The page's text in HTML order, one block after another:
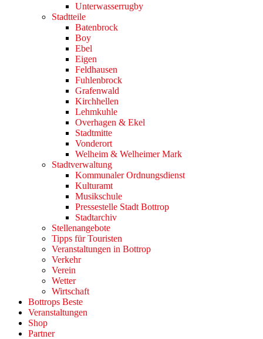
Unterwasserrugby
Stadtteile
Batenbrock
Boy
Ebel
Eigen
Feldhausen
Fuhlenbrock
Grafenwald
Kirchhellen
Lehmkuhle
Overhagen & Ekel
Stadtmitte
Vonderort
Welheim & Welheimer Mark
Stadtverwaltung
Kommunaler Ordnungsdienst
Kulturamt
Musikschule
Pressestelle Stadt Bottrop
Stadtarchiv
Stellenangebote
Tipps für Touristen
Veranstaltungen in Bottrop
Verkehr
Verein
Wetter
Wirtschaft
Bottrops Beste
Veranstaltungen
Shop
Partner